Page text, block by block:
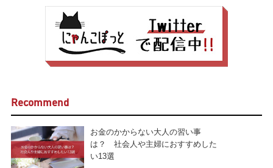
Recommend
お金のかからない大人の習い事
は？ 社会人や主婦におすすめした
い13選